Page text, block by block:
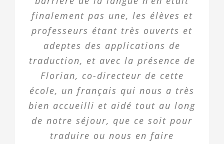
finalement pas une, les élèves et
professeurs étant très ouverts et
adeptes des applications de
traduction, et avec la présence de
Florian, co-directeur de cette
école, un français qui nous a très
bien accueilli et aidé tout au long
de notre séjour, que ce soit pour
traduire ou nous en faire